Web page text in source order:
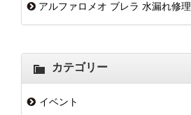
アルファロメオ ブレラ 水漏れ修理
カテゴリー
イベント